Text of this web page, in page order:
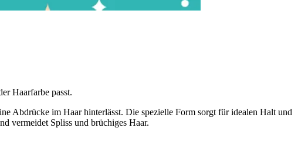
Haarfarbe passt.
Abdrücke im Haar hinterlässt. Die spezielle Form sorgt für idealen Halt und
vermeidet Spliss und brüchiges Haar.